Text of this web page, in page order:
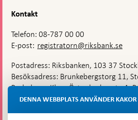
Kontakt
Telefon: 08-787 00 00
E-post: registratorn@riksbank.se
Postadress: Riksbanken, 103 37
Besöksadress: Brunkebergstorg 11,
Budadress: Klara Östra kyrkogata 4,
Lastplats 6
DENNA WEBBPLATS ANVÄNDER KAKOR